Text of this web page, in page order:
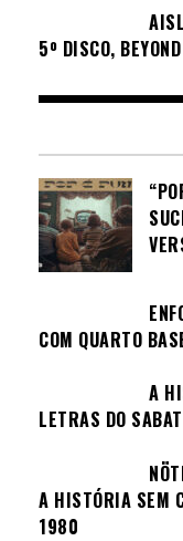
5º DISCO,
COM QUARTO
A
LETRAS DO
A HISTÓRIA SEM
1980